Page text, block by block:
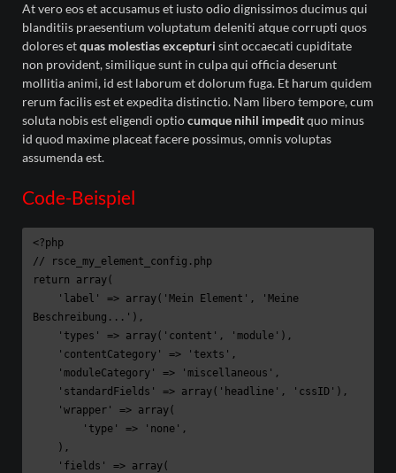
At vero eos et accusamus et iusto odio dignissimos ducimus qui
blanditiis praesentium voluptatum deleniti atque corrupti quos
dolores etquas molestias excepturi sint occaecati cupiditate
non provident, similique sunt in culpa qui officia deserunt
mollitia animi, id est laborum et dolorum fuga. Et harum quidem
rerum facilis est et expedita distinctio. Nam libero tempore, cum
soluta nobis est eligendi optiocumque nihil impeditquo minus
id quod maxime placeat facere possimus, omnis voluptas
assumenda est.
Code-Beispiel
<?php
// rsce_my_element_config.php
return array(
Beschreibung...'),